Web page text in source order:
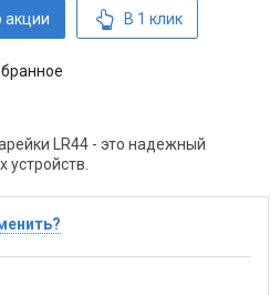
В 1 клик
LR44 - это надежный
устройств.